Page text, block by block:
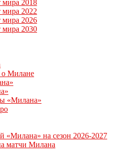
2018
2022
2026
2030
о Милане
«Милана»
«Милана» на сезон 2026-2027
матчи Милана